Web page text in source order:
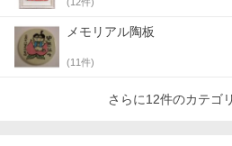
メモリアル陶板
(11件)
さらに12件のカテゴ